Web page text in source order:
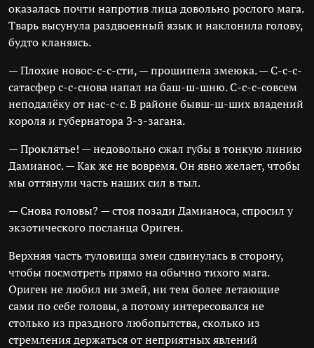
оказалась почти напротив лица довольно рослого мага.
Тварь высунула раздвоенный язык и наклонила голову,
будто кланяясь.
— Плохие новос-с-с-сти, — прошипела змеюка. — С-с-с-
сатасфер с-с-снова напал на баш-ш-шню. С-с-с-совсем
неподалёку от нас-с-с. В районе бывш-ш-ших владений
короля и губернатора З-з-загана.
— Проклятье! — недовольно сжал губы в тонкую линию
Дамианос. — Как же не вовремя. Он явно желает, чтобы
мы оттянули часть наших сил в тыл.
— Снова головы? — стоя позади Дамианоса, спросил у
экзотического посланца Ориген.
Верхняя часть туловища змеи сдвинулась в сторону,
чтобы посмотреть прямо на обычно тихого мага.
Ориген не любил ни змей, ни тем более летающие
сами по себе головы, а потому интересовался не
столько из праздного любопытства, сколько из
стремления держаться от неприятных явлений